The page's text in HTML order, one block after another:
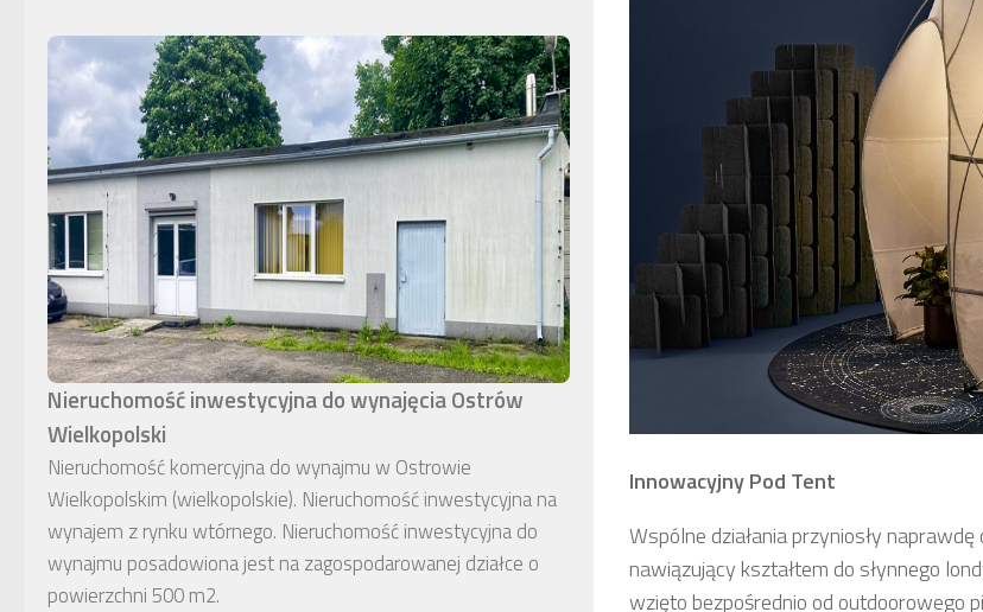
Innowacyjny Pod Tent
Wspólne działania przyniosły
nawiązujący kształtem do słynnego
wzięto bezpośrednio od outdoorowego
Nieruchomość inwestycyjna do wynajęcia Ostrów
Wielkopolski
Nieruchomość komercyjna do wynajmu w Ostrowie
Wielkopolskim (wielkopolskie). Nieruchomość inwestycyjna na
wynajem z rynku wtórnego. Nieruchomość inwestycyjna do
wynajmu posadowiona jest na zagospodarowanej działce o
powierzchni 500 m2.